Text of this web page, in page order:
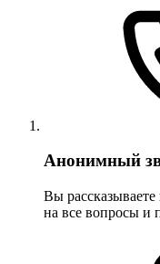
Анонимный
Вы
на все вопросы и